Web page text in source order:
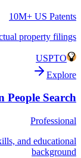
10M+ US Patents
property filings
USPTO
Explore
People Search
Professional
and educational
background